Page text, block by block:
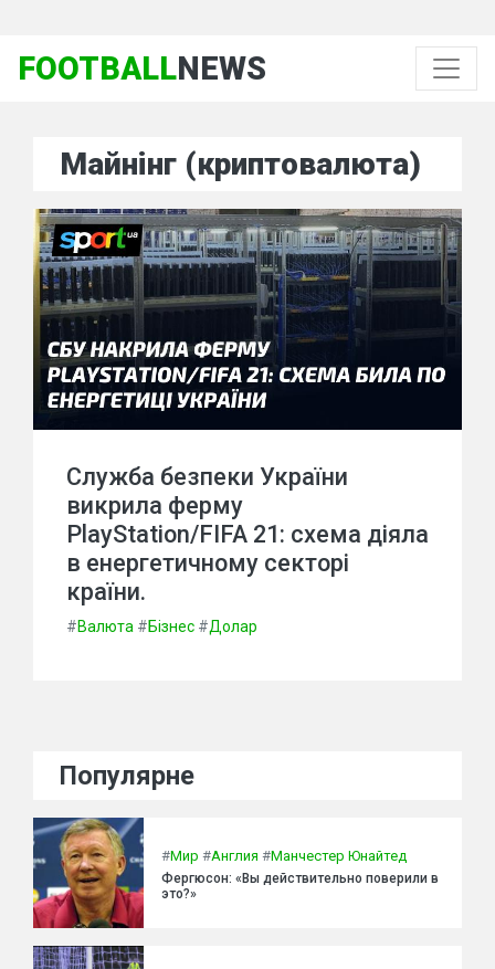
FOOTBALLNEWS
Майнінг (криптовалюта)
Служба безпеки України
викрила ферму
PlayStation/FIFA 21: схема діяла
в енергетичному секторі
країни.
#Валюта #Бізнес #Долар
Популярне
#Мир #Англия #Манчестер Юнайтед
Фергюсон: «Вы действительно поверили в
это?»